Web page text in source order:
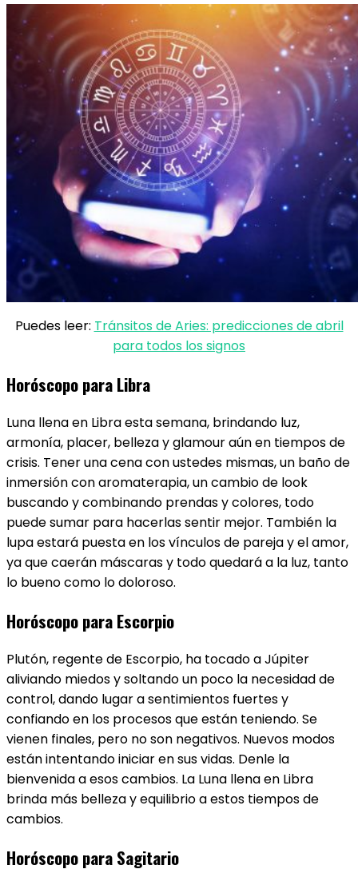
Puedes leer: Tránsitos de Aries: predicciones de abril
para todos los signos
Horóscopo para Libra
Luna llena en Libra​ esta semana, brindando luz,
armonía, placer, belleza y glamour aún en tiempos de
crisis. Tener una cena con ustedes mismas, un baño de
inmersión con aromaterapia, un cambio de look
buscando y combinando prendas y colores, todo
puede sumar para hacerlas sentir mejor. También la
lupa estará puesta en los vínculos de pareja y el amor,
ya que caerán máscaras y todo quedará a la luz, tanto
lo bueno como lo doloroso.
Horóscopo para Escorpio
Plutón, regente de Escorpio, ha tocado a Júpiter
aliviando miedos y soltando un poco la necesidad de
control, dando lugar a sentimientos fuertes y
confiando en los procesos que están teniendo. Se
vienen finales, pero no son negativos. Nuevos modos
están intentando iniciar en sus vidas. Denle la
bienvenida a esos cambios. La Luna llena en Libra
brinda más belleza y equilibrio a estos tiempos de
cambios.
Horóscopo para Sagitario